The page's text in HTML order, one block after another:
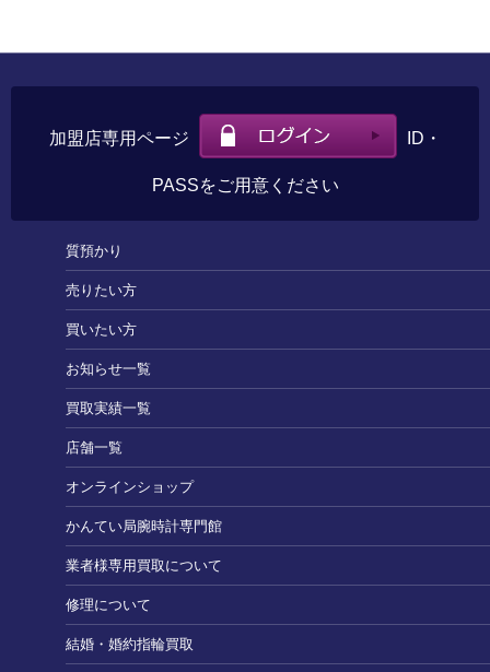
加盟店専用ページ ID・
PASSをご用意ください
質預かり
売りたい方
買いたい方
お知らせ一覧
買取実績一覧
店舗一覧
オンラインショップ
かんてい局腕時計専門館
業者様専用買取について
修理について
結婚・婚約指輪買取